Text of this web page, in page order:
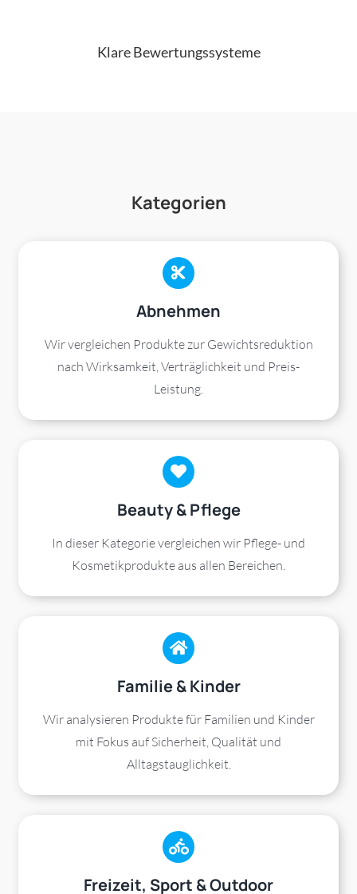
Klare Bewertungssysteme
Kategorien
Abnehmen
Wir vergleichen Produkte zur Gewichtsreduktion
nach Wirksamkeit, Verträglichkeit und Preis-
Leistung.
Beauty & Pflege
In dieser Kategorie vergleichen wir Pflege- und
Kosmetikprodukte aus allen Bereichen.
Familie & Kinder
Wir analysieren Produkte für Familien und Kinder
mit Fokus auf Sicherheit, Qualität und
Alltagstauglichkeit.
Freizeit, Sport & Outdoor